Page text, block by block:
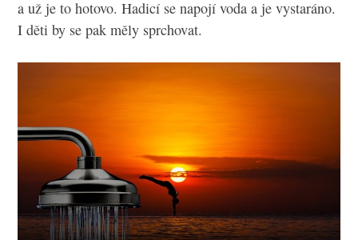
a už je to hotovo. Hadicí se napojí voda a je vystaráno.
I děti by se pak měly sprchovat.